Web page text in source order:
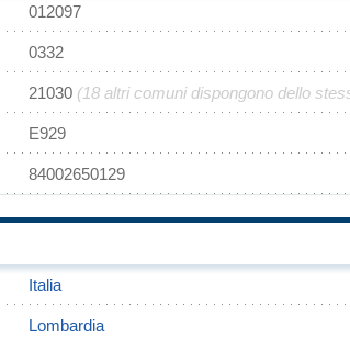
012097
0332
21030 (18 altri comuni dispongono dello
E929
84002650129
Italia
Lombardia